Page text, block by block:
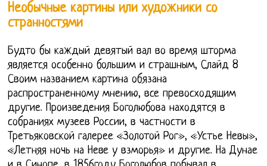
Необычные картины или художники со
странностями
Будто бы каждый девятый вал во время шторма
является особенно большим и страшным, Слайд 8
Своим названием картина обязана
распространенному мнению, все превосходящим
другие. Произведения Боголюбова находятся в
собраниях музеев России, в частности в
Третьяковской галерее «Золотой Рог», «Устье Невы»,
«Летняя ночь на Неве у взморья» и другие. На Дунае